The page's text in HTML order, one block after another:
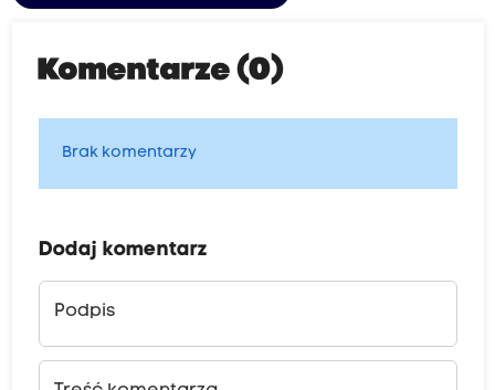
Komentarze (0)
Brak komentarzy
Dodaj komentarz
Podpis